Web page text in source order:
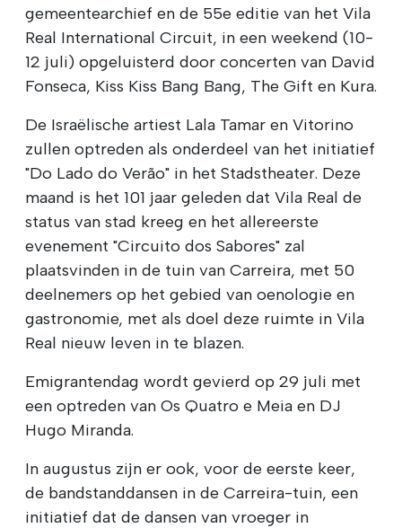
gemeentearchief en de 55e editie van het Vila
Real International Circuit, in een weekend (10-
12 juli) opgeluisterd door concerten van David
Fonseca, Kiss Kiss Bang Bang, The Gift en Kura.
De Israëlische artiest Lala Tamar en Vitorino
zullen optreden als onderdeel van het initiatief
"Do Lado do Verão" in het Stadstheater. Deze
maand is het 101 jaar geleden dat Vila Real de
status van stad kreeg en het allereerste
evenement "Circuito dos Sabores" zal
plaatsvinden in de tuin van Carreira, met 50
deelnemers op het gebied van oenologie en
gastronomie, met als doel deze ruimte in Vila
Real nieuw leven in te blazen.
Emigrantendag wordt gevierd op 29 juli met
een optreden van Os Quatro e Meia en DJ
Hugo Miranda.
In augustus zijn er ook, voor de eerste keer,
de bandstanddansen in de Carreira-tuin, een
initiatief dat de dansen van vroeger in